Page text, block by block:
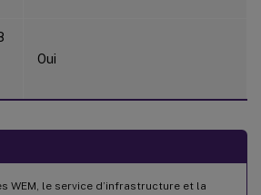
Oui
WEM, le service d’infrastructure et la